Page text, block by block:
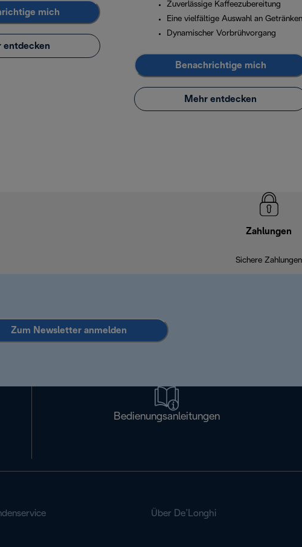
mich
entdecken
Zuverlässige Kaffeezubereitung
Eine vielfältige Auswahl an Getränken
Dynamischer Vorbrühvorgang
Benachrichtige mich
Mehr entdecken
Zahlungen
Sichere Zahlungen
Zum Newsletter anmelden
Bedienungsanleitungen
Über De’Longhi